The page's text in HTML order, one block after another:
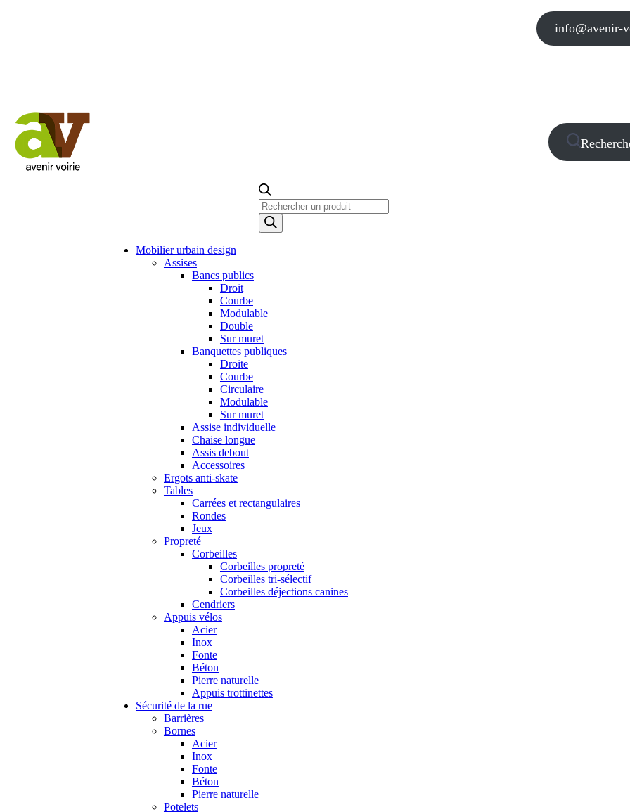
info@avenir-
Recherche
de
produits
Mobilier urbain design
Assises
Bancs publics
Droit
Courbe
Modulable
Double
Sur muret
Banquettes publiques
Droite
Courbe
Circulaire
Modulable
Sur muret
Assise individuelle
Chaise longue
Assis debout
Accessoires
Ergots anti-skate
Tables
Carrées et rectangulaires
Rondes
Jeux
Propreté
Corbeilles
Corbeilles propreté
Corbeilles tri-sélectif
Corbeilles déjections canines
Cendriers
Appuis vélos
Acier
Inox
Fonte
Béton
Pierre naturelle
Appuis trottinettes
Sécurité de la rue
Barrières
Bornes
Acier
Inox
Fonte
Béton
Pierre naturelle
Potelets